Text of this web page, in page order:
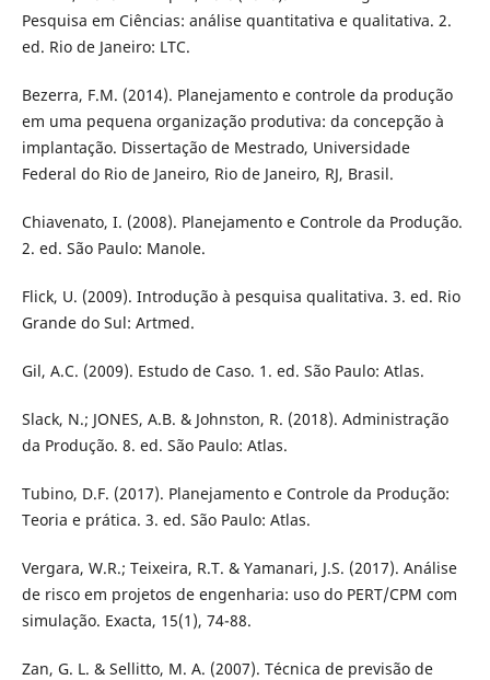
Pesquisa em Ciências: análise quantitativa e qualitativa. 2.
ed. Rio de Janeiro: LTC.
Bezerra, F.M. (2014). Planejamento e controle da produção
em uma pequena organização produtiva: da concepção à
implantação. Dissertação de Mestrado, Universidade
Federal do Rio de Janeiro, Rio de Janeiro, RJ, Brasil.
Chiavenato, I. (2008). Planejamento e Controle da Produção.
2. ed. São Paulo: Manole.
Flick, U. (2009). Introdução à pesquisa qualitativa. 3. ed. Rio
Grande do Sul: Artmed.
Gil, A.C. (2009). Estudo de Caso. 1. ed. São Paulo: Atlas.
Slack, N.; JONES, A.B. & Johnston, R. (2018). Administração
da Produção. 8. ed. São Paulo: Atlas.
Tubino, D.F. (2017). Planejamento e Controle da Produção:
Teoria e prática. 3. ed. São Paulo: Atlas.
Vergara, W.R.; Teixeira, R.T. & Yamanari, J.S. (2017). Análise
de risco em projetos de engenharia: uso do PERT/CPM com
simulação. Exacta, 15(1), 74-88.
Zan, G. L. & Sellitto, M. A. (2007). Técnica de previsão de